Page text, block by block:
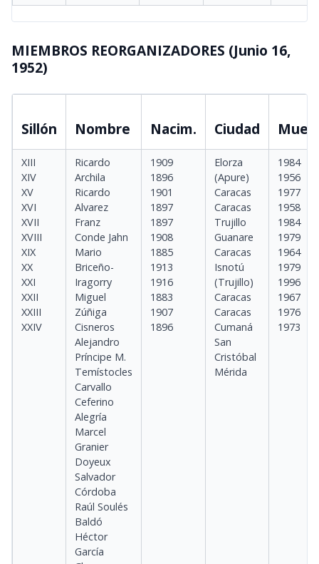
MIEMBROS REORGANIZADORES (Junio 16,
1952)
Sillón Nombre Nacim. Ciudad
XIII
XIV
XV
XVI
XVII
XVIII
XIX
XX
XXI
XXII
XXIII
XXIV
Ricardo
Archila
Ricardo
Alvarez
Franz
Conde Jahn
Mario
Briceño-
Iragorry
Miguel
Zúñiga
Cisneros
Alejandro
Príncipe M.
Temístocles
Carvallo
Ceferino
Alegría
Marcel
Granier
Doyeux
Salvador
Córdoba
Raúl Soulés
Baldó
Héctor
García
1909
1896
1901
1897
1897
1908
1885
1913
1916
1883
1907
1896
Elorza
(Apure)
Caracas
Caracas
Trujillo
Guanare
Caracas
Isnotú
(Trujillo)
Caracas
Caracas
Cumaná
San
Cristóbal
Mérida
1984
1956
1977
1958
1984
1979
1964
1979
1996
1967
1976
1973